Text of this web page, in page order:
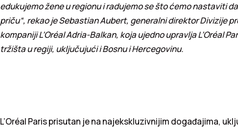
edukujemo žene u regionu i radujemo se što ćemo nastaviti
priču“, rekao je Sebastian Aubert, generalni direktor Divizije
kompaniji L’Oréal Adria-Balkan, koja ujedno upravlja L’Oréal
tržišta u regiji, uključujući i Bosnu i Hercegovinu.
L’Oréal Paris prisutan je na najekskluzivnijim događajima,